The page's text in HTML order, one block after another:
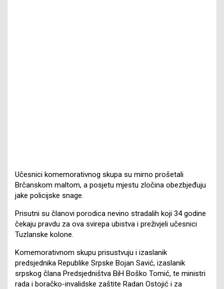
Učesnici komemorativnog skupa su mirno prošetali
Brčanskom maltom, a posjetu mjestu zločina obezbjeđuju
jake policijske snage.
Prisutni su članovi porodica nevino stradalih koji 34 godine
čekaju pravdu za ova svirepa ubistva i preživjeli učesnici
Tuzlanske kolone.
Komemorativnom skupu prisustvuju i izaslanik
predsjednika Republike Srpske Bojan Savić, izaslanik
srpskog člana Predsjedništva BiH Boško Tomić, te ministri
rada i boračko-invalidske zaštite Radan Ostojić i za